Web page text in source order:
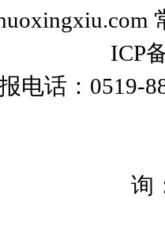
ICP
电话：0519-
询